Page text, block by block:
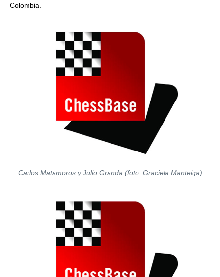
Colombia.
Carlos Matamoros y Julio Granda (foto: Graciela Manteiga)